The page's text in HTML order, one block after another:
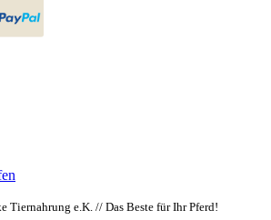
Tiernahrung e.K. // Das Beste für Ihr Pferd!